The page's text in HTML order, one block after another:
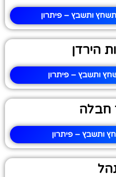
ותשבץ – פיתרון
הירדן
ותשבץ – פיתרון
חבלה
ותשבץ – פיתרון